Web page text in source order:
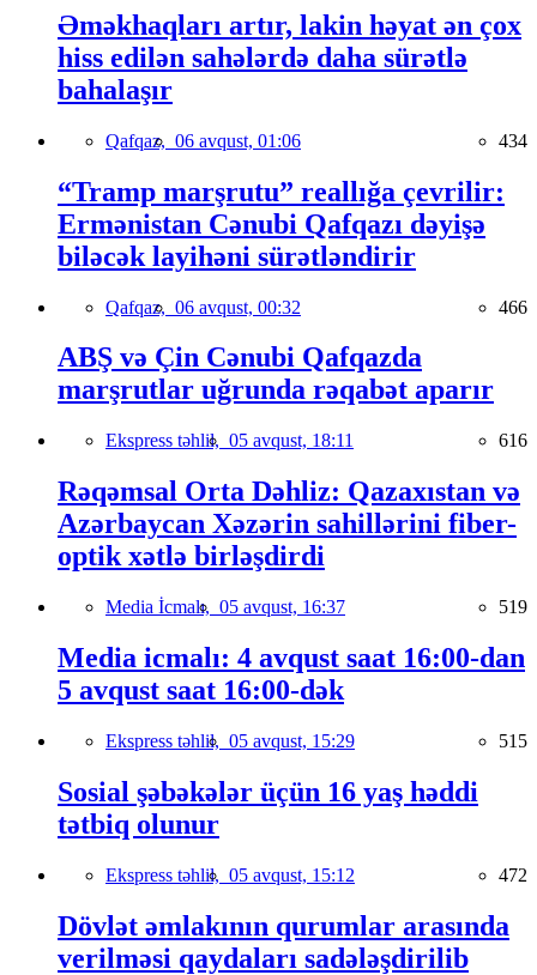
Əməkhaqları artır, lakin həyat ən çox
hiss edilən sahələrdə daha sürətlə
bahalaşır
Qafqaz, 06 avqust, 01:06 434
“Tramp marşrutu” reallığa çevrilir:
Ermənistan Cənubi Qafqazı dəyişə
biləcək layihəni sürətləndirir
Qafqaz, 06 avqust, 00:32 466
ABŞ və Çin Cənubi Qafqazda
marşrutlar uğrunda rəqabət aparır
Ekspress təhlil, 05 avqust, 18:11 616
Rəqəmsal Orta Dəhliz: Qazaxıstan və
Azərbaycan Xəzərin sahillərini fiber-
optik xətlə birləşdirdi
Media İcmalı, 05 avqust, 16:37 519
Media icmalı: 4 avqust saat 16:00-dan
5 avqust saat 16:00-dək
Ekspress təhlil, 05 avqust, 15:29 515
Sosial şəbəkələr üçün 16 yaş həddi
tətbiq olunur
Ekspress təhlil, 05 avqust, 15:12 472
Dövlət əmlakının qurumlar arasında
verilməsi qaydaları sadələşdirilib